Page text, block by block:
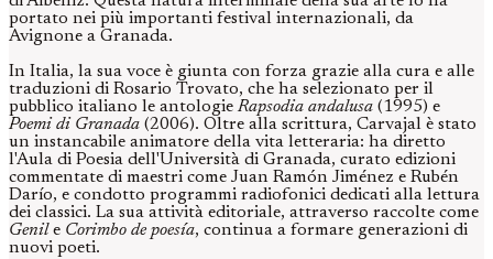
portato nei più importanti festival internazionali, da
Avignone a Granada.
In Italia, la sua voce è giunta con forza grazie alla cura e alle
traduzioni di Rosario Trovato, che ha selezionato per il
pubblico italiano le antologie Rapsodia andalusa (1995) e
Poemi di Granada (2006). Oltre alla scrittura, Carvajal è stato
un instancabile animatore della vita letteraria: ha diretto
l'Aula di Poesia dell'Università di Granada, curato edizioni
commentate di maestri come Juan Ramón Jiménez e Rubén
Darío, e condotto programmi radiofonici dedicati alla lettura
dei classici. La sua attività editoriale, attraverso raccolte come
Genile Corimbo de poesía, continua a formare generazioni di
nuovi poeti.